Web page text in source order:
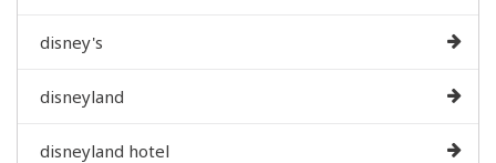
disney's
disneyland
disneyland hotel